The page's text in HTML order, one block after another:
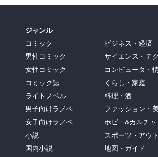
ジャンル
コミック
男性コミック
女性コミック
コミック誌
ライトノベル
男子向けラノベ
女子向けラノベ
小説
国内小説
ビジネス・経済
サイエンス・テ
コンピュータ・
くらし・家庭
料理・酒
ファッション・
ホビー&カルチャ
スポーツ・アウ
地図・ガイド